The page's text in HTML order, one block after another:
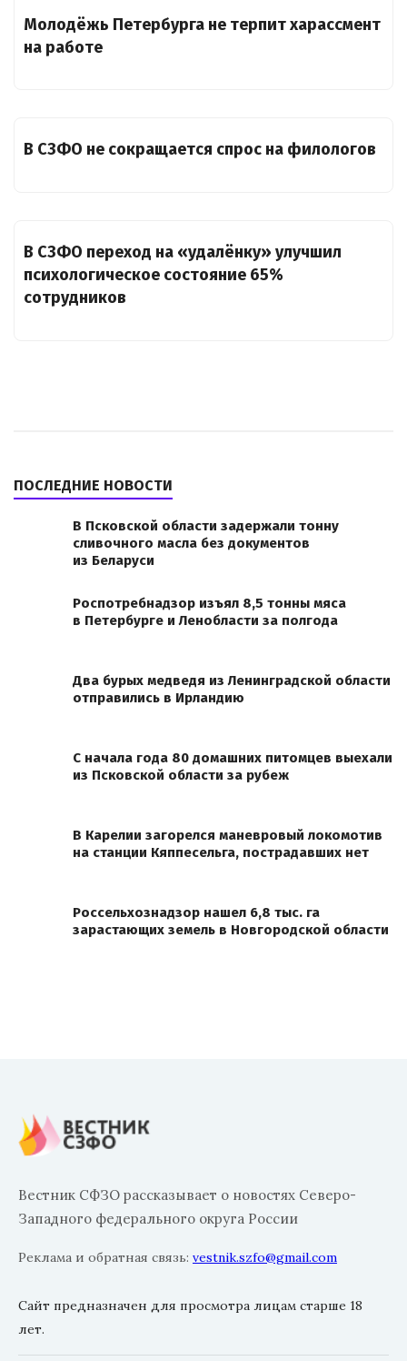
Молодёжь Петербурга не терпит харассмент
на работе
В СЗФО не сокращается спрос на филологов
В СЗФО переход на «удалёнку» улучшил
психологическое состояние 65%
сотрудников
ПОСЛЕДНИЕ НОВОСТИ
В Псковской области задержали тонну
сливочного масла без документов
из Беларуси
Роспотребнадзор изъял 8,5 тонны мяса
в Петербурге и Ленобласти за полгода
Два бурых медведя из Ленинградской области
отправились в Ирландию
С начала года 80 домашних питомцев выехали
из Псковской области за рубеж
В Карелии загорелся маневровый локомотив
на станции Кяппесельга, пострадавших нет
Россельхознадзор нашел 6,8 тыс. га
зарастающих земель в Новгородской области
Вестник СФЗО рассказывает о новостях Северо-
Западного федерального округа России
Реклама и обратная связь: vestnik.szfo@gmail.com
Сайт предназначен для просмотра лицам старше 18
лет.